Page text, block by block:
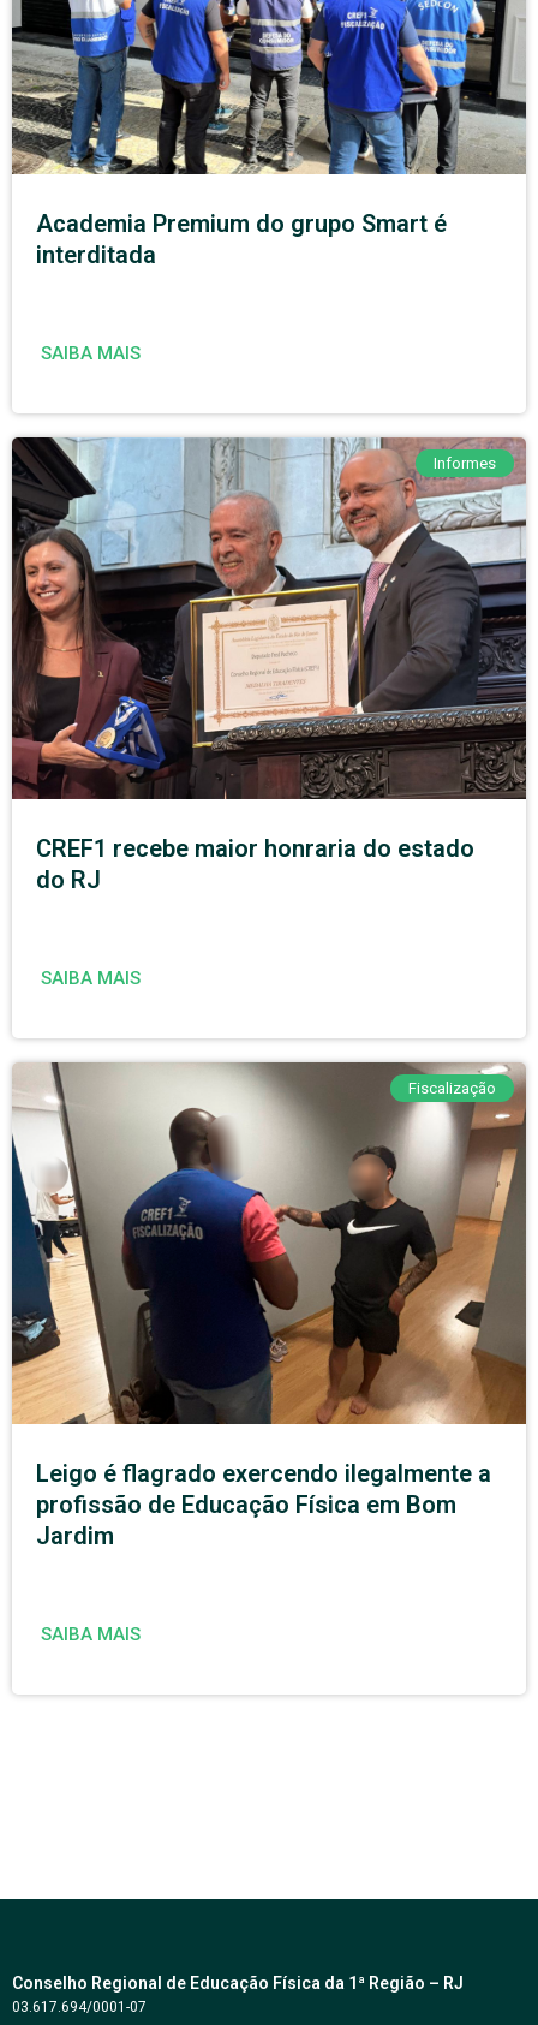
Academia Premium do grupo Smart é
interditada
SAIBA MAIS
Informes
CREF1 recebe maior honraria do estado
do RJ
SAIBA MAIS
Fiscalização
Leigo é flagrado exercendo ilegalmente a
profissão de Educação Física em Bom
Jardim
SAIBA MAIS
Conselho Regional de Educação Física da 1ª Região – RJ
03.617.694/0001-07